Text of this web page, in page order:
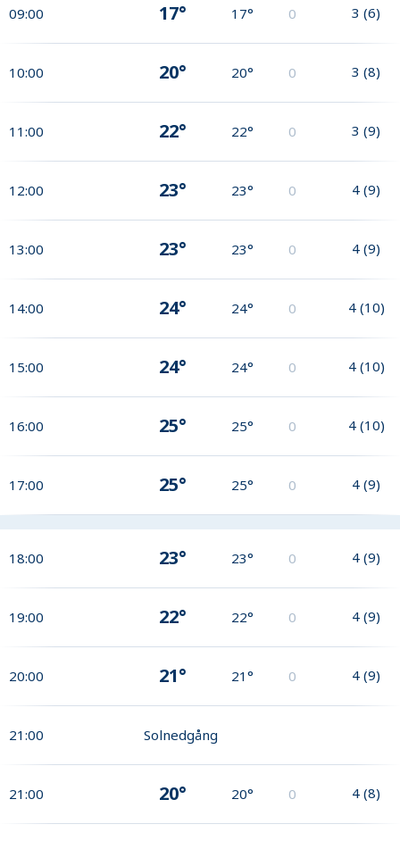
09:00 17° 17° 0 3 (6)
10:00 20° 20° 0 3 (8)
11:00 22° 22° 0 3 (9)
12:00 23° 23° 0 4 (9)
13:00 23° 23° 0 4 (9)
14:00 24° 24° 0 4 (10)
15:00 24° 24° 0 4 (10)
16:00 25° 25° 0 4 (10)
17:00 25° 25° 0 4 (9)
18:00 23° 23° 0 4 (9)
19:00 22° 22° 0 4 (9)
20:00 21° 21° 0 4 (9)
21:00 Solnedgång
21:00 20° 20° 0 4 (8)